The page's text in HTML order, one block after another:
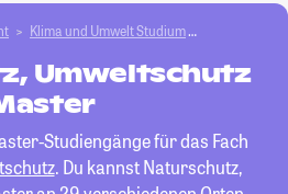
Klima und Umwelt Studium
Umweltschutz
Studiengänge für das Fach
. Du kannst Naturschutz,